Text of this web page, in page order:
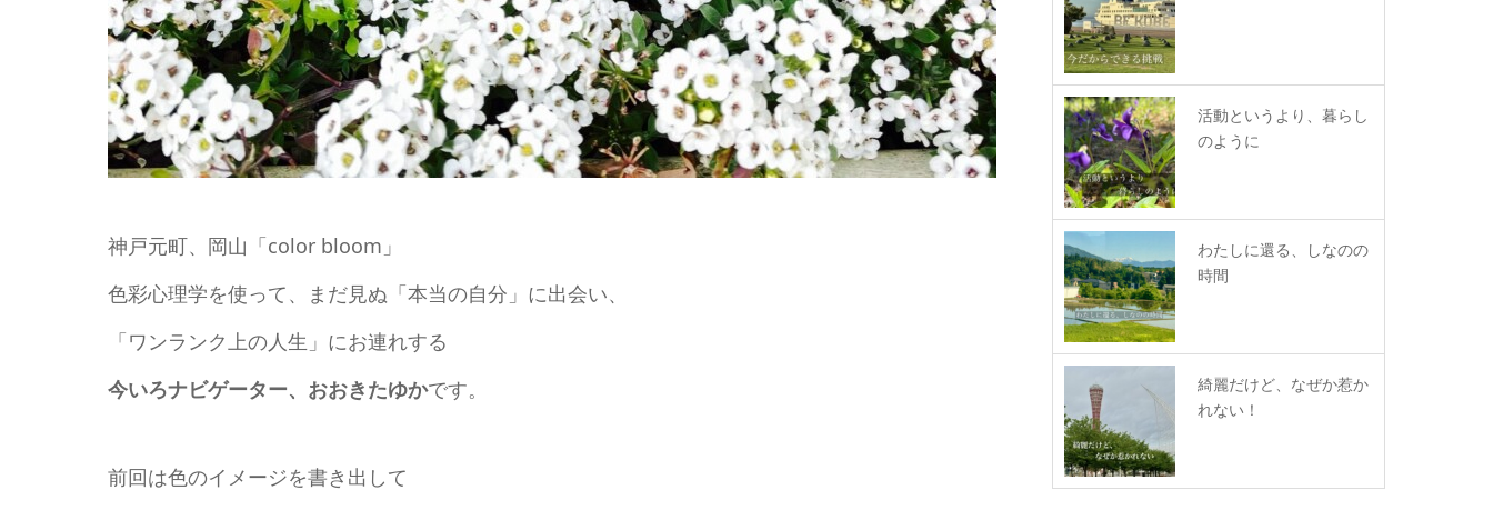
神戸元町、岡山「color bloom」
色彩心理学を使って、まだ見ぬ「本当の自分」に出会い、
「ワンランク上の人生」にお連れする
今いろナビゲーター、おおきたゆかです。
前回は色のイメージを書き出して
活動というより、暮らし
のように
わたしに還る、しなのの
時間
綺麗だけど、なぜか惹か
れない！